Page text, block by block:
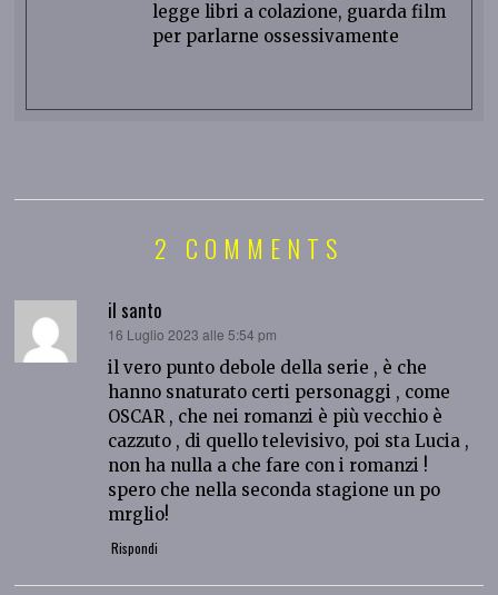
legge libri a colazione, guarda film
per parlarne ossessivamente
2 COMMENTS
il santo
ha
detto:
16 Luglio 2023 alle 5:54 pm
il vero punto debole della serie , è che
hanno snaturato certi personaggi , come
OSCAR , che nei romanzi è più vecchio è
cazzuto , di quello televisivo, poi sta Lucia ,
non ha nulla a che fare con i romanzi !
spero che nella seconda stagione un po
mrglio!
Rispondi